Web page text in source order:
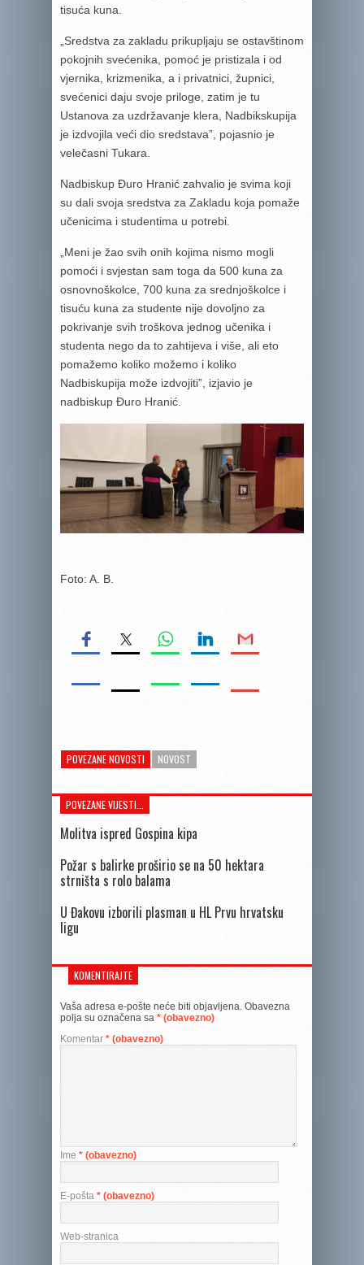
tisuća kuna.
„Sredstva za zakladu prikupljaju se ostavštinom
pokojnih svećenika, pomoć je pristizala i od
vjernika, krizmenika, a i privatnici, župnici,
svećenici daju svoje priloge, zatim je tu
Ustanova za uzdržavanje klera, Nadbikskupija
je izdvojila veći dio sredstava”, pojasnio je
velečasni Tukara.
Nadbiskup Đuro Hranić zahvalio je svima koji
su dali svoja sredstva za Zakladu koja pomaže
učenicima i studentima u potrebi.
„Meni je žao svih onih kojima nismo mogli
pomoći i svjestan sam toga da 500 kuna za
osnovnoškolce, 700 kuna za srednjoškolce i
tisuću kuna za studente nije dovoljno za
pokrivanje svih troškova jednog učenika i
studenta nego da to zahtijeva i više, ali eto
pomažemo koliko možemo i koliko
Nadbiskupija može izdvojiti”, izjavio je
nadbiskup Đuro Hranić.
Foto: A. B.
POVEZANE NOVOSTI NOVOST
POVEZANE VIJESTI...
Molitva ispred Gospina kipa
Požar s balirke proširio se na 50 hektara
strništa s rolo balama
U Đakovu izborili plasman u HL Prvu hrvatsku
ligu
KOMENTIRAJTE
Vaša adresa e-pošte neće biti objavljena. Obavezna
polja su označena sa * (obavezno)
Komentar * (obavezno)
Ime * (obavezno)
E-pošta * (obavezno)
Web-stranica